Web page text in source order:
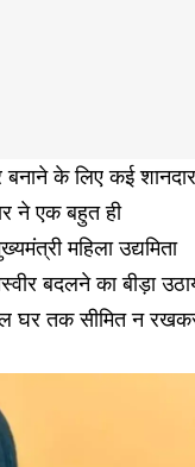
बनाने के लिए कई शानदार
ने एक बहुत ही
महिला उद्यमिता
बदलने का बीड़ा
घर तक सीमित न